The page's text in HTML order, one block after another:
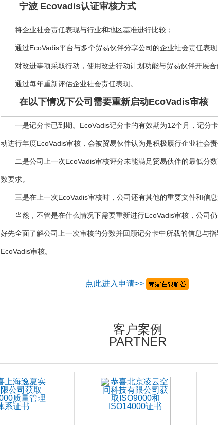
宁波 Ecovadis认证审核方式
将企业社会责任表现与行业和地区基准进行比较；
通过EcoVadis平台与多个贸易伙伴分享公司的企业社会责任表
对改进事项采取行动，使用改进行动计划功能与贸易伙伴开展合
通过每年重新评估企业社会责任表现。
在以下情况下公司需要重新启动EcoVadis审核
一是记分卡已到期。EcoVadis记分卡的有效期为12个月，记分
动进行年度EcoVadis审核，会被贸易伙伴认为是积极履行企业社会责
二是公司上一次EcoVadis审核评分未能满足贸易伙伴的最低分
数要求。
三是在上一次EcoVadis审核时，公司还有其他的重要文件和信息
当然，不管是在什么情况下需要重新进行EcoVadis审核，公司
好先全面了解公司上一次审核的分数并回顾记分卡中所载的信息与
EcoVadis审核。
点此进入申请>>
客户案例
PARTNER